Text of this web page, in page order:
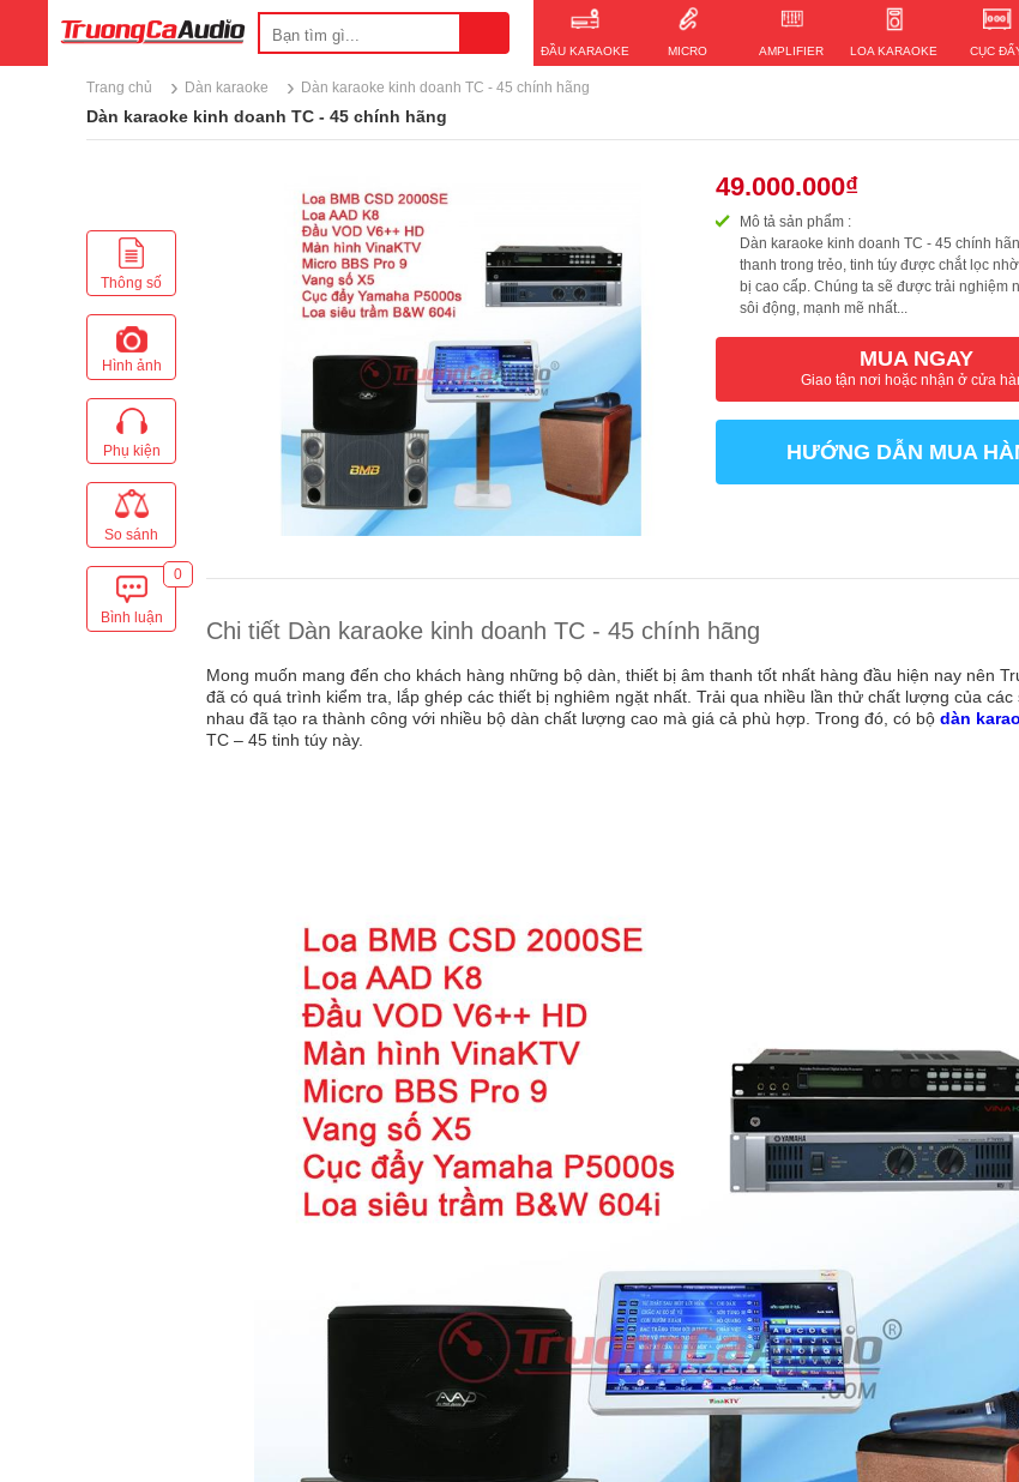
ĐẦU KARAOKE MICRO AMPLIFIER LOA KARAOKE CỤC
Trang chủ › Dàn karaoke › Dàn karaoke kinh doanh TC - 45 chính hãng
Dàn karaoke kinh doanh TC - 45 chính hãng
Thông số
Hình ảnh
Phụ kiện
So sánh
Bình luận
0
49.000.000₫
Mô tả sản phẩm :
Dàn karaoke kinh doanh TC - 45 chính
thanh trong trẻo, tinh túy được chắt lọc
bị cao cấp. Chúng ta sẽ được trải nghiệm
sôi động, mạnh mẽ nhất...
MUA NGAY
Giao tận nơi hoặc nhận ở cửa
HƯỚNG DẪN MUA
Chi tiết Dàn karaoke kinh doanh TC - 45 chính hãng
Mong muốn mang đến cho khách hàng những bộ dàn, thiết bị âm thanh tốt nhất hàng đầu hiện nay nên
đã có quá trình kiểm tra, lắp ghép các thiết bị nghiêm ngặt nhất. Trải qua nhiều lần thử chất lượng của các
nhau đã tạo ra thành công với nhiều bộ dàn chất lượng cao mà giá cả phù hợp. Trong đó, có bộ dàn
TC – 45 tinh túy này.